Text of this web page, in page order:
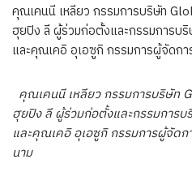
คุณเคนนี เหลียว กรรมการบริษัท
ฮุยปิง ลี ผู้ร่วมก่อตั้งและกรรมการบ
และคุณเคอิ อุเอซูกิ กรรมการผู้จัดก
คุณเคนนี เหลียว กรรมการบริษัท
ฮุยปิง ลี ผู้ร่วมก่อตั้งและกรรมการ
และคุณเคอิ อุเอซูกิ กรรมการผู้จัดก
นาม